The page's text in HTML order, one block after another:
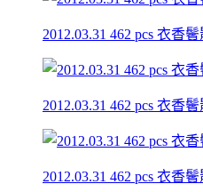
2012.03.31 462 pcs 衣香
2012.03.31 462 pcs 衣香
2012.03.31 462 pcs 衣香